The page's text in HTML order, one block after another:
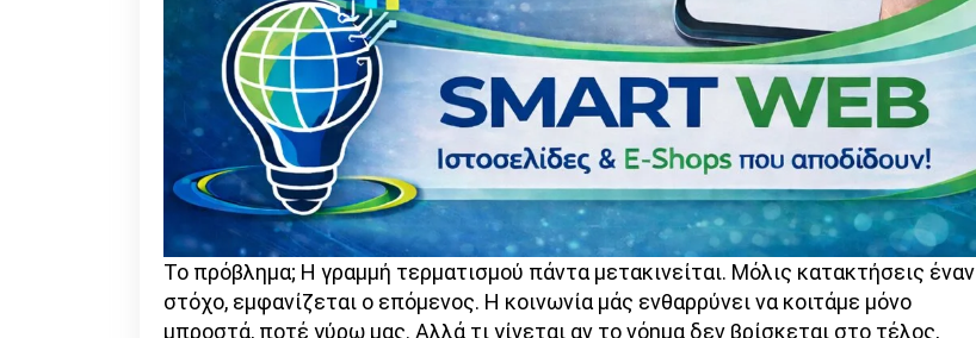
Το πρόβλημα; Η γραμμή τερματισμού πάντα μετακινείται. Μόλις κατακτήσεις έναν
στόχο, εμφανίζεται ο επόμενος. Η κοινωνία μάς ενθαρρύνει να κοιτάμε μόνο
μπροστά, ποτέ γύρω μας. Αλλά τι γίνεται αν το νόημα δεν βρίσκεται στο τέλος,